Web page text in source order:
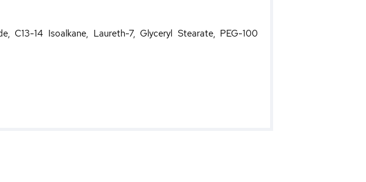
C13-14 Isoalkane, Laureth-7, Glyceryl Stearate, PEG-100